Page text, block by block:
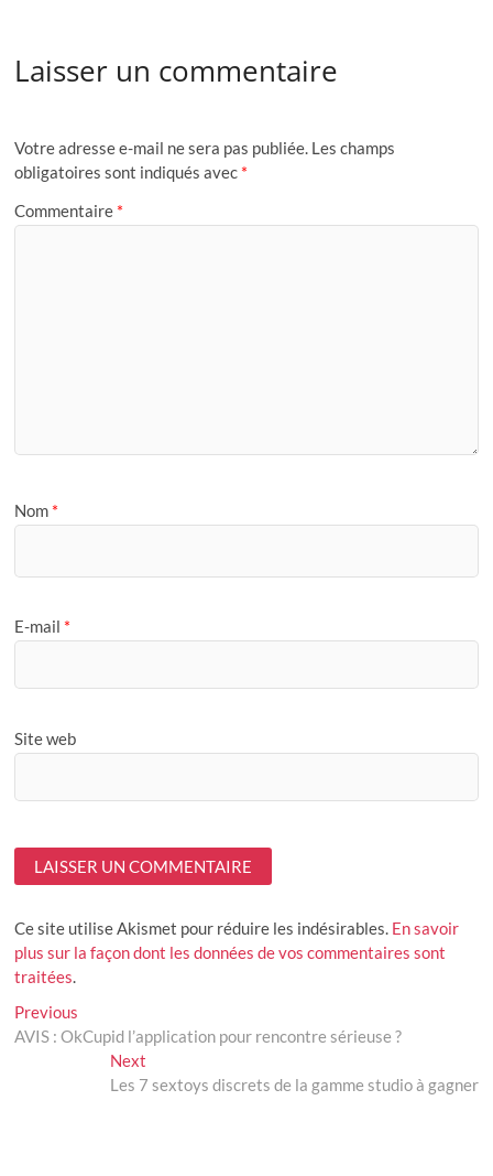
Laisser un commentaire
Votre adresse e-mail ne sera pas publiée. Les champs
obligatoires sont indiqués avec *
Commentaire *
Nom *
E-mail *
Site web
Ce site utilise Akismet pour réduire les indésirables. En savoir
plus sur la façon dont les données de vos commentaires sont
traitées.
Navigation
de
Previous
post:
AVIS : OkCupid l’application pour rencontre sérieuse ?
NextNext
post:
Les 7 sextoys discrets de la gamme studio à gagner